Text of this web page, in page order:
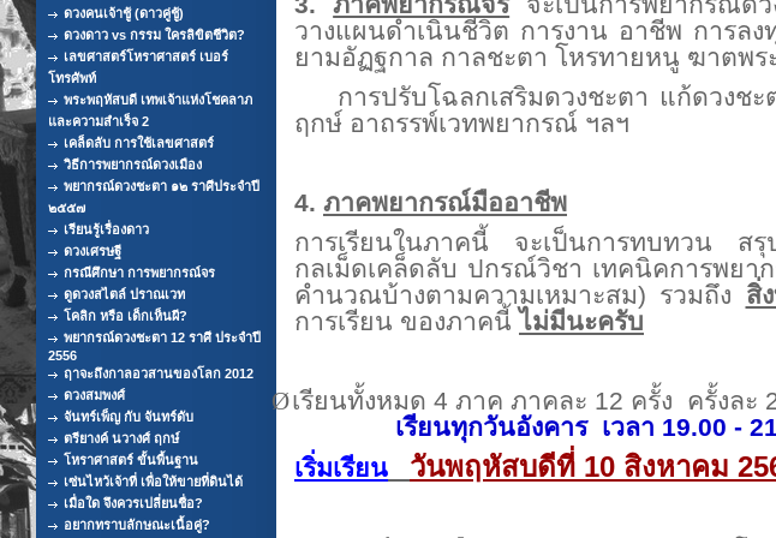
ดวงคนเจ้าชู้ (ดาวคู่ชู้)
ดวงดาว vs กรรม ใครลิขิตชีวิต?
เลขศาสตร์โหราศาสตร์ เบอร์
โทรศัพท์
พระพฤหัสบดี เทพเจ้าแห่งโชคลาภ
และความสำเร็จ 2
เคล็ดลับ การใช้เลขศาสตร์
วิธีการพยากรณ์ดวงเมือง
พยากรณ์ดวงชะตา ๑๒ ราศีประจำปี
๒๕๕๗
เรียนรู้เรื่องดาว
ดวงเศรษฐี
กรณีศึกษา การพยากรณ์จร
ดูดวงสไตล์ ปราณเวท
โคลิก หรือ เด็กเห็นผี?
พยากรณ์ดวงชะตา 12 ราศี ประจำปี
2556
ฤาจะถึงกาลอวสานของโลก 2012
ดวงสมพงศ์
จันทร์เพ็ญ กับ จันทร์ดับ
ตรียางค์ นวางศ์ ฤกษ์
โหราศาสตร์ ขั้นพื้นฐาน
เซ่นไหว้เจ้าที่ เพื่อให้ขายที่ดินได้
เมื่อใด จึงควรเปลี่ยนชื่อ?
อยากทราบลักษณะเนื้อคู่?
วางแผนดำเนินชีวิต การงาน อาชีพ การล
ยามอัฏฐกาล กาลชะตา โหรทายหนู ฆาตพร
การปรับโฉลกเสริมดวงชะตา แก้ดวงชะ
ฤกษ์ อาถรรพ์เวทพยากรณ์ ฯลฯ
4. ภาคพยากรณ์มืออาชีพ
การเรียนในภาคนี้ จะเป็นการทบทวน ส
กลเม็ดเคล็ดลับ ปกรณ์วิชา เทคนิคการพย
คำนวณบ้างตามความเหมาะสม) รวมถึง สิ่
การเรียน ของภาคนี้ ไม่มีนะครับ
Øเรียนทั้งหมด 4 ภาค ภาคละ 12
เรียนทุกวันอังคาร เวลา 19.00 -
เริ่มเรียน
วันพฤหัสบดีที่ 10 สิงหาคม